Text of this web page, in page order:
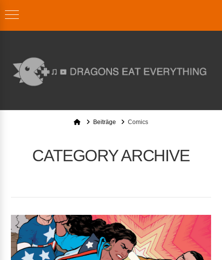
HomeBeiträge Comics
CATEGORY ARCHIVE